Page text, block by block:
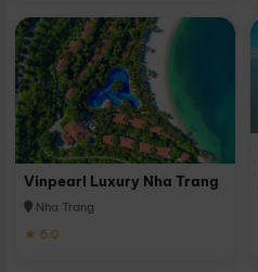
Vinpearl Luxury Nha Trang
Nha Trang
★ 5.0